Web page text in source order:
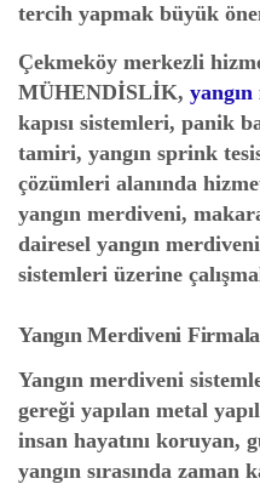
tercih yapmak büyük
Çekmeköy merkezli
MÜHENDİSLİK,
kapısı sistemleri, panik
tamiri, yangın sprink
çözümleri alanında
yangın merdiveni,
dairesel yangın
sistemleri üzerine
Yangın Merdiveni
Yangın merdiveni
gereği yapılan metal
insan hayatını koruyan,
yangın sırasında